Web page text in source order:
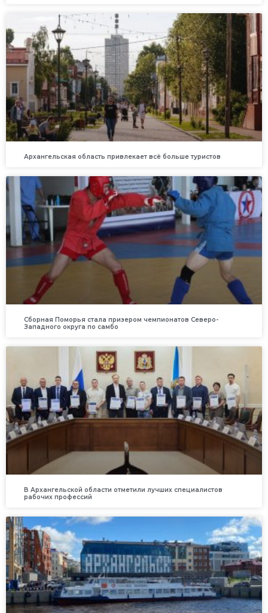
Архангельская область привлекает всё больше туристов
Сборная Поморья стала призером чемпионатов Северо-
Западного округа по самбо
В Архангельской области отметили лучших специалистов
рабочих профессий